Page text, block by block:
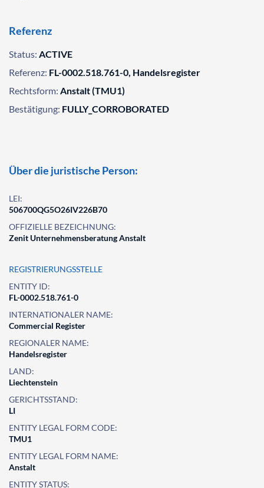
Referenz
Status: ACTIVE
Referenz: FL-0002.518.761-0, Handelsregister
Rechtsform: Anstalt (TMU1)
Bestätigung: FULLY_CORROBORATED
Über die juristische Person:
LEI:
506700QG5O26IV226B70
OFFIZIELLE BEZEICHNUNG:
Zenit Unternehmensberatung Anstalt
REGISTRIERUNGSSTELLE
ENTITY ID:
FL-0002.518.761-0
INTERNATIONALER NAME:
Commercial Register
REGIONALER NAME:
Handelsregister
LAND:
Liechtenstein
GERICHTSSTAND:
LI
ENTITY LEGAL FORM CODE:
TMU1
ENTITY LEGAL FORM NAME:
Anstalt
ENTITY STATUS: